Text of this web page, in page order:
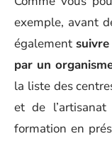
exemple, avant
également
par un
la liste des
et de
formation en